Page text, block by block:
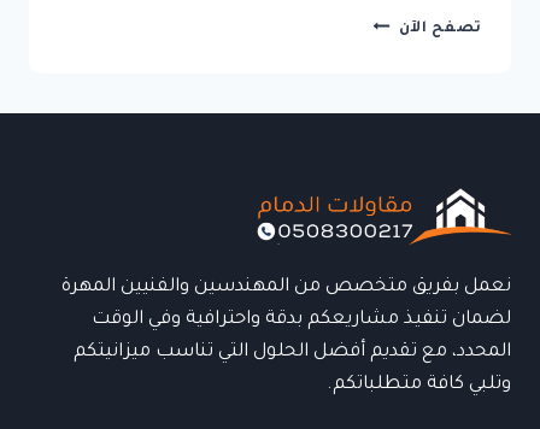
تصفح الآن بناء
بين
الفخامة
والاستثمار
نعمل بفريق متخصص من المهندسين والفنيين المهرة
لضمان تنفيذ مشاريعكم بدقة واحترافية وفي الوقت
المحدد، مع تقديم أفضل الحلول التي تناسب ميزانيتكم
وتلبي كافة متطلباتكم.